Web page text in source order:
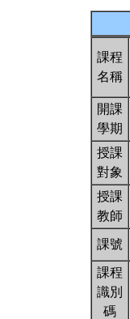
課程
名稱
開課
學期
授課
對象
授課
教師
課號
課程
識別
碼